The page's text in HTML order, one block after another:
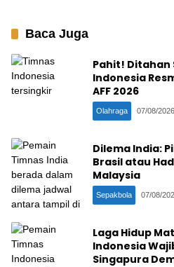
Baca Juga
Pahit! Ditahan
Indonesia
AFF 2026
Olahraga 07/08/2026
Dilema India:
Brasil atau
Malaysia
Sepakbola 07/08/
Laga Hidup
Indonesia
Singapura